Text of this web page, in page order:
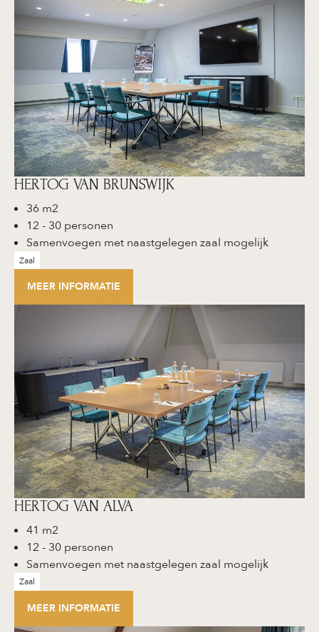
HERTOG VAN BRUNSWIJK
36 m2
12 - 30 personen
Samenvoegen met naastgelegen zaal mogelijk
Zaal
MEER INFORMATIE
HERTOG VAN ALVA
41 m2
12 - 30 personen
Samenvoegen met naastgelegen zaal mogelijk
Zaal
MEER INFORMATIE